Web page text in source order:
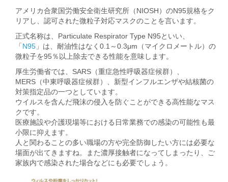
アメリカ合衆国労働安全衛生研究所（NIOSH）のN95規格をク
リアし、認可された微粒子対応マスクのことを言います。
正式名称は、Particulate Respirator Type N95といい、
「 N95 」は、耐油性はなく0.1～0.3μm（マイクロメートル）の
微粒子を95％以上除去できる性能を意味します。
厚生労働省では、SARS（重症急性呼吸器症候群）、
MERS（中東呼吸器症候群）、新型インフルエンザや結核菌の
対策指定品の一つとしています。
ウイルスを含んだ飛沫の侵入を防ぐことができる高性能なマス
クです。
医療施設や介護現場等における日常業務での感染の可能性も最
小限に抑えます。
人と関わることの多い職場の方や完全防御したい方には必要な
場面が出てきますね。また濃厚接触者になってしまったり、ご
家族内で感染された場合などにも必要でしょう。